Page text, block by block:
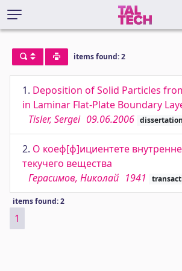
items found: 2
1. Deposition of Solid Particles
in Laminar Flat-Plate Boundary
Tisler, Sergei 09.06.2006
2. О коеф[ф]ициентете
текучего вещества
Герасимов, Николай 1941
items found: 2
1